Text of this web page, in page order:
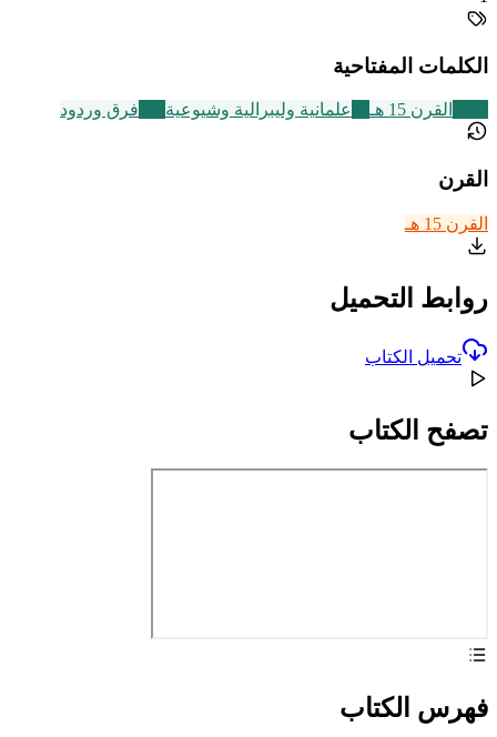
الكلمات المفتاحية
القرن 15 هـ علمانية وليبرالية وشيوعية فرق وردود
القرن
القرن 15 هـ
روابط التحميل
تحميل الكتاب
تصفح الكتاب
فهرس الكتاب